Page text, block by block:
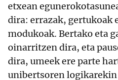
etxean
dira: errazak, gertukoak
modukoak. Bertako eta
oinarritzen dira, eta
dira, umeek ere parte
unibertsoren logikarekin